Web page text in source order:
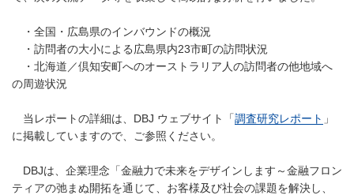
・全国・広島県のインバウンドの概況
・訪問者の大小による広島県内23市町の訪問状況
・北海道／倶知安町へのオーストラリア人の訪問者の他地域へ
の周遊状況
当レポートの詳細は、DBJ ウェブサイト「調査研究レポート 」
に掲載していますので、ご参照ください。
DBJは、企業理念「金融力で未来をデザインします～金融フロン
ティアの弛まぬ開拓を通じて、お客様及び社会の課題を解決し、